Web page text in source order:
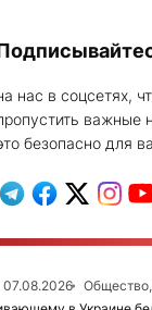
нас в соцсетях,
важные
безопасно для
07.08.2026